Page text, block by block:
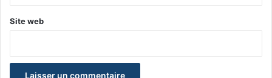
Site web